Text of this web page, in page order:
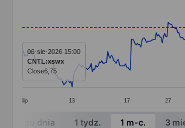
Line chart with 180 data points.
The chart has 1 X axis displaying
The chart has 1 Y axis displaying
lip 13 17 27
06-sie-2026 15:00
CNTL:xswx
Close6,75
End of interactive chart.
W ciągu dnia 1 tydz. 1 m-c. 3